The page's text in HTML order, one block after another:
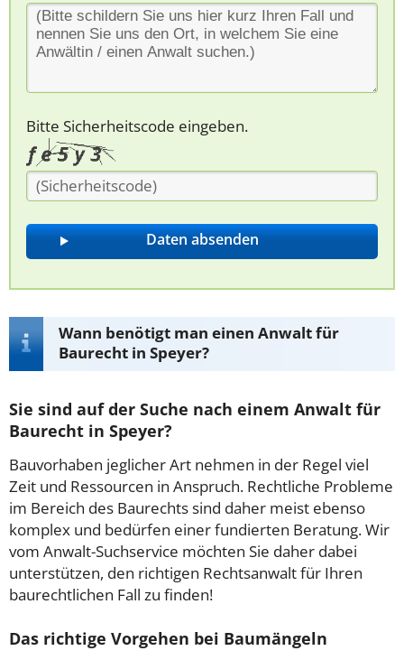
Bitte Sicherheitscode eingeben.
Wann benötigt man einen Anwalt für
Baurecht in Speyer?
Sie sind auf der Suche nach einem Anwalt für
Baurecht in Speyer?
Bauvorhaben jeglicher Art nehmen in der Regel viel
Zeit und Ressourcen in Anspruch. Rechtliche Probleme
im Bereich des Baurechts sind daher meist ebenso
komplex und bedürfen einer fundierten Beratung. Wir
vom Anwalt-Suchservice möchten Sie daher dabei
unterstützen, den richtigen Rechtsanwalt für Ihren
baurechtlichen Fall zu finden!
Das richtige Vorgehen bei Baumängeln